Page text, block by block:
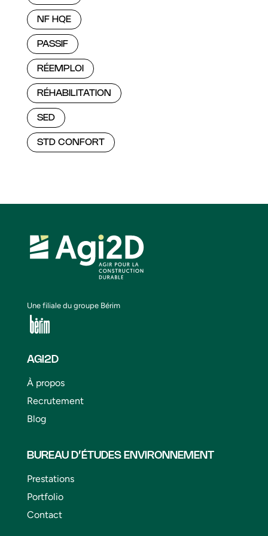
NF HQE
PASSIF
RÉEMPLOI
RÉHABILITATION
SED
STD CONFORT
Une filiale du groupe Bérim
AGI2D
À propos
Recrutement
Blog
BUREAU D’ÉTUDES ENVIRONNEMENT
Prestations
Portfolio
Contact